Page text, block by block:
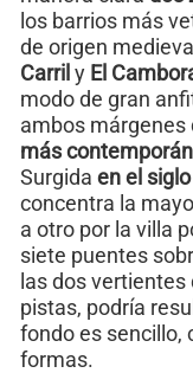
los barrios más
de origen
Carril y El
modo de gran
ambos márgenes
más
Surgida en el
concentra la
a otro por la villa
siete puentes
las dos
pistas, podría
fondo es sencillo,
formas.